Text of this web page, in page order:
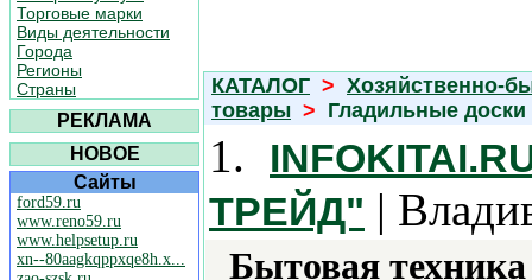
Торговые марки
Виды деятельности
Города
Регионы
Страны
РЕКЛАМА
НОВОЕ
Сайты
ford59.ru
www.reno59.ru
www.helpsetup.ru
xn--80aagkqppxqe8h.x...
КАТАЛОГ > Хозяйственно-
товары > Гладильные доски
1.
ТРЕЙД" |
Бытовая